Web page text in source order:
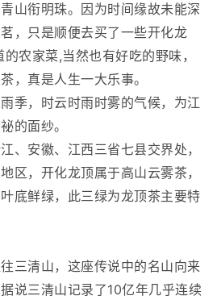
山衔明珠。因为时间缘故未能深
，只是顺便去买了一些开化龙
农家菜,当然也有好吃的野味，
，真是人生一大乐事。
，时云时雨时雾的气候，为江
的面纱。
安徽、江西三省七县交界处，
区，开化龙顶属于高山云雾茶，
底鲜绿，此三绿为龙顶茶主要特
清山，这座传说中的名山向来
说三清山记录了10亿年几乎连续